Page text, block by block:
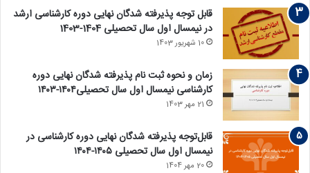
قابل توجه پذیرفته‏ شدگان نهایی دوره کارشناسی ارشد
در نیمسال اول سال تحصیلی 1404-1403
10 شهریور 1403
زمان و نحوه ثبت نام پذیرفته ‏شدگان نهایی دوره
کارشناسی نیمسال اول سال تحصیلی۱۴۰۴-۱۴۰۳
21 مهر 1403
قابل‌توجه پذیرفته‏ شدگان نهایی دوره کارشناسی در
نیمسال اول سال تحصیلی ۱۴۰۵-۱۴۰۴
20 مهر 1404